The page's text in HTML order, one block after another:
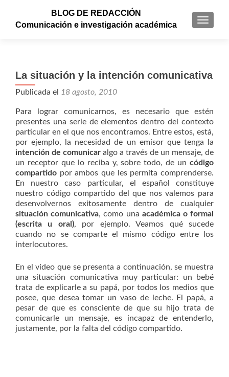
BLOG DE REDACCIÓN
Comunicación e investigación académica
La situación y la intención comunicativa
Publicada el 18 agosto, 2010
Para lograr comunicarnos, es necesario que estén
presentes una serie de elementos dentro del contexto
particular en el que nos encontramos. Entre estos, está,
por ejemplo, la necesidad de un emisor que tenga la
intención de comunicar algo a través de un mensaje, de
un receptor que lo reciba y, sobre todo, de un código
compartido por ambos que les permita comprenderse.
En nuestro caso particular, el español constituye
nuestro código compartido del que nos valemos para
desenvolvernos exitosamente dentro de cualquier
situación comunicativa, como una académica o formal
(escrita u oral), por ejemplo. Veamos qué sucede
cuando no se comparte el mismo código entre los
interlocutores.
En el video que se presenta a continuación, se muestra
una situación comunicativa muy particular: un bebé
trata de explicarle a su papá, por todos los medios que
posee, que desea tomar un vaso de leche. El papá, a
pesar de que es consciente de que su hijo trata de
comunicarle un mensaje, es incapaz de entenderlo,
justamente, por la falta del código compartido.